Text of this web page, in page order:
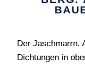
Der Jaschmarrn.
Dichtungen in